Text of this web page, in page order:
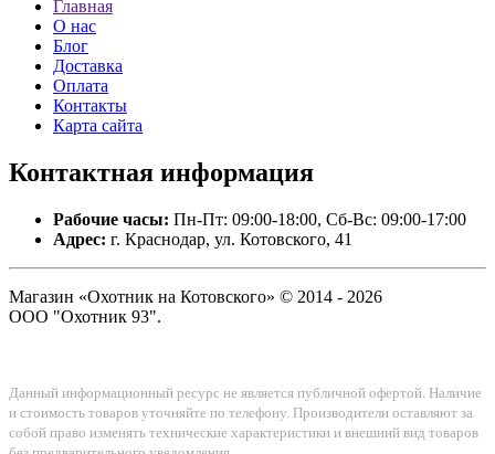
Главная
О нас
Блог
Доставка
Оплата
Контакты
Карта сайта
Контактная информация
Рабочие часы: Пн-Пт: 09:00-18:00, Сб-Вс: 09:00-17:00
Адрес: г. Краснодар, ул. Котовского, 41
Магазин «Охотник на Котовского» © 2014 - 2026
ООО "Охотник 93".
Данный информационный ресурс не является публичной офертой. Наличие
и стоимость товаров уточняйте по телефону. Производители оставляют за
собой право изменять технические характеристики и внешний вид товаров